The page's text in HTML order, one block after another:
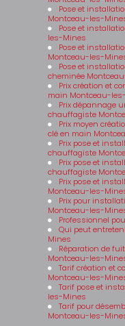
Pose et
Montceau-les-
Pose et
les-Mines
Pose et
Montceau-les-
Pose et
cheminée
Prix création et
main Montceau-
Prix dépannage
chauffagiste
Prix moyen
clé en main
Prix pose et
chauffagiste
Prix pose et
chauffagiste
Prix pose et
Montceau-les-
Prix pour
Montceau-les-
Professionnel
Qui peut
Mines
Réparation de
Montceau-les-
Tarif création et
Montceau-les-
Tarif pose et
les-Mines
Tarif pour
Montceau-les-